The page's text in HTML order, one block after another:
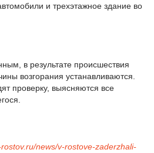
и трехэтажное здание во
в результате происшествия
возгорания устанавливаются.
проверку, выясняются все
news/v-rostove-zaderzhali-